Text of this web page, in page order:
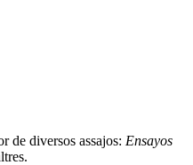
de diversos assajos: Ensayos